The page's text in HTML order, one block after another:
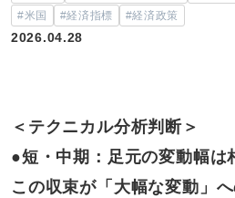
#米国
#経済指標 #経済政策
2026.04.28
＜テクニカル分析判断＞
●短・中期：足元の変動幅は
この収束が「大幅な変動」